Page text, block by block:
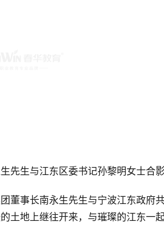
先生与江东区委书记孙黎明女士合
董事长南永生先生与宁波江东政府
土地上继往开来，与璀璨的江东一